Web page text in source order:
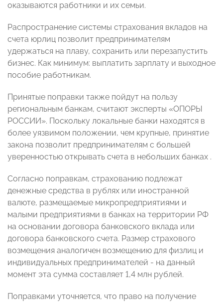
оказываются работники и их семьи.
Распространение системы страхования вкладов на
счета юрлиц позволит предпринимателям
удержаться на плаву, сохранить или перезапустить
бизнес. Как минимум: выплатить зарплату и выходное
пособие работникам.
Принятые поправки также пойдут на пользу
региональным банкам, считают эксперты «ОПОРЫ
РОССИИ». Поскольку локальные банки находятся в
более уязвимом положении, чем крупные, принятие
закона позволит предпринимателям с большей
уверенностью открывать счета в небольших банках .
Согласно поправкам, страхованию подлежат
денежные средства в рублях или иностранной
валюте, размещаемые микропредприятиями и
малыми предприятиями в банках на территории РФ
на основании договора банковского вклада или
договора банковского счета. Размер страхового
возмещения аналогичен возмещению для физлиц и
индивидуальных предпринимателей - на данный
момент эта сумма составляет 1,4 млн рублей.
Поправками уточняется, что право на получение